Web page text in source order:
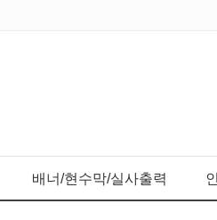
배너/현수막/실사출력